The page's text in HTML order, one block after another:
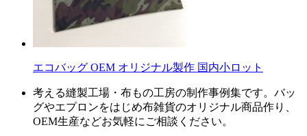
エコバッグ OEM オリジナル製作 国内小ロット
考える縫製工場・布もの工房の制作事例集です。バッ
グやエプロンをはじめ布雑貨のオリジナル商品作り、
OEM生産などお気軽にご相談ください。